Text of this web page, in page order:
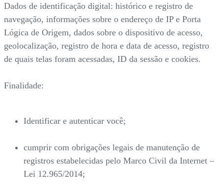
Dados de identificação digital: histórico e registro de
navegação, informações sobre o endereço de IP e Porta
Lógica de Origem, dados sobre o dispositivo de acesso,
geolocalização, registro de hora e data de acesso, registro
de quais telas foram acessadas, ID da sessão e cookies.
Finalidade:
Identificar e autenticar você;
cumprir com obrigações legais de manutenção de
registros estabelecidas pelo Marco Civil da Internet –
Lei 12.965/2014;